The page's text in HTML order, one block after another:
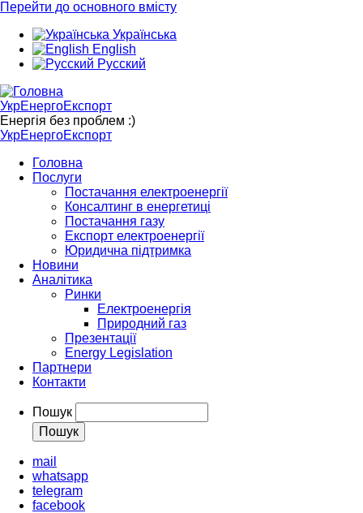
Перейти до основного вмісту
Українська
English
Русский
УкрЕнергоЕкспорт
Енергія без проблем :)
УкрЕнергоЕкспорт
Головна
Послуги
Постачання електроенергії
Консалтинг в енергетиці
Постачання газу
Експорт електроенергії
Юридична підтримка
Новини
Аналітика
Ринки
Електроенергія
Природний газ
Презентації
Energy Legislation
Партнери
Контакти
Пошук
mail
whatsapp
telegram
facebook